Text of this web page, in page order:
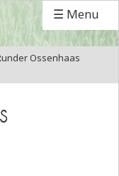
☰ Menu
Ossenhaas